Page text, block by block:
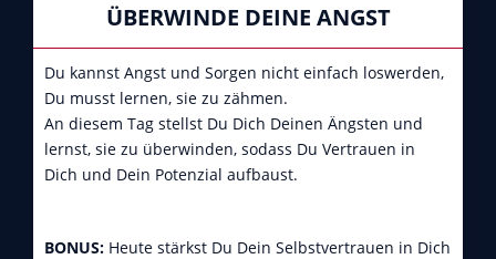
ÜBERWINDE DEINE ANGST
Du kannst Angst und Sorgen nicht einfach loswerden,
Du musst lernen, sie zu zähmen.
An diesem Tag stellst Du Dich Deinen Ängsten und
lernst, sie zu überwinden, sodass Du Vertrauen in
Dich und Dein Potenzial aufbaust.
BONUS: Heute stärkst Du Dein Selbstvertrauen in Dich